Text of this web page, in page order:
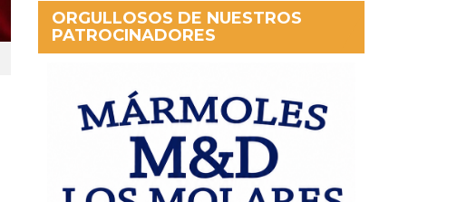
ORGULLOSOS DE NUESTROS
PATROCINADORES